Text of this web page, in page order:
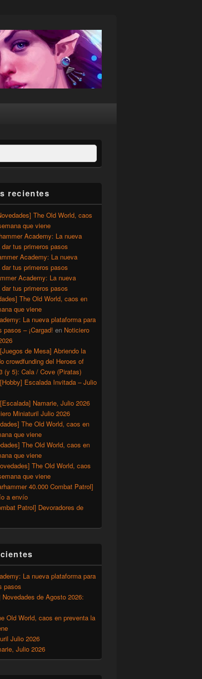
recientes
The Old World, caos
que viene
Academy: La nueva
tus primeros pasos
Academy: La nueva
tus primeros pasos
Academy: La nueva
tus primeros pasos
The Old World, caos en
que viene
La nueva plataforma para
pasos – ¡Cargad! en Noticiero
[Juegos de Mesa] Abriendo la
crowdfunding del Heroes of
(y 5): Cala / Cove (Piratas)
[Hobby] Escalada Invitada – Julio
[Escalada] Namarie, Julio 2026
Miniaturil Julio 2026
The Old World, caos en
que viene
The Old World, caos en
que viene
The Old World, caos
que viene
40.000 Combat Patrol]
a envío
Patrol] Devoradores de
La nueva plataforma para
pasos
Novedades de Agosto 2026:
Old World, caos en preventa la
Julio 2026
Julio 2026